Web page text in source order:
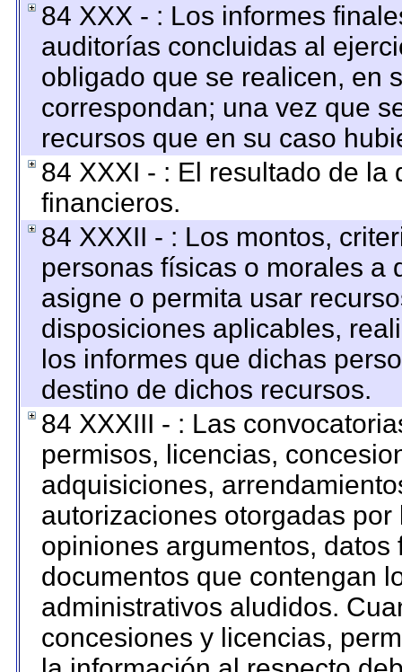
84 XXX - : Los informes
auditorías concluidas al
obligado que se realicen, en
correspondan; una vez que
recursos que en su caso
84 XXXI - : El resultado de
financieros.
84 XXXII - : Los montos,
personas físicas o morales a
asigne o permita usar
disposiciones aplicables,
los informes que dichas
destino de dichos recursos.
84 XXXIII - : Las
permisos, licencias,
adquisiciones,
autorizaciones otorgadas
opiniones argumentos,
documentos que contengan
administrativos aludidos.
concesiones y licencias,